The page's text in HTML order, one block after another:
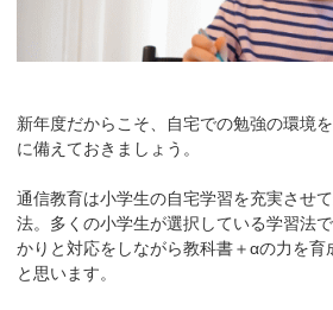
新年度だからこそ、自宅での勉強の環境
に備えておきましょう。
通信教育は小学生の自宅学習を充実させ
法。多くの小学生が選択している学習法
かりと対応をしながら教科書＋αの力を育
と思います。